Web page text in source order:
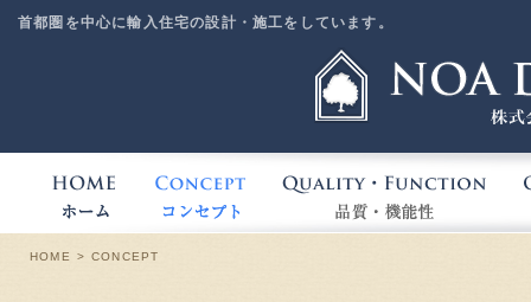
首都圏を中心に輸入住宅の設計・施工をしています。
HOME CONCEPT